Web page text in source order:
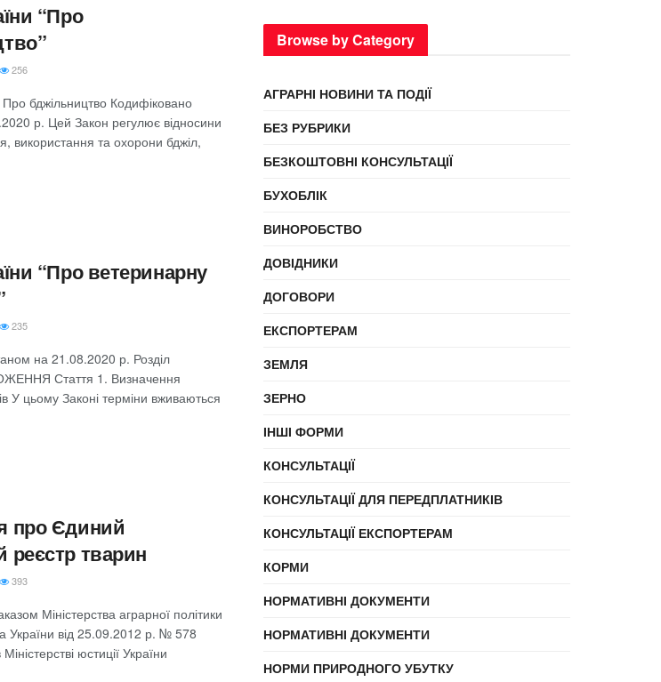
“Про
256
бджільництво Кодифіковано
р. Цей Закон регулює відносини
використання та охорони бджіл,
“Про ветеринарну
235
на 21.08.2020 р. Розділ
Стаття 1. Визначення
У цьому Законі терміни вживаються
про Єдиний
реєстр тварин
393
Міністерства аграрної політики
України від 25.09.2012 р. № 578
юстиції України
Browse by Category
АГРАРНІ НОВИНИ ТА ПОДІЇ
БЕЗ РУБРИКИ
БЕЗКОШТОВНІ КОНСУЛЬТАЦІЇ
БУХОБЛІК
ВИНОРОБСТВО
ДОВІДНИКИ
ДОГОВОРИ
ЕКСПОРТЕРАМ
ЗЕМЛЯ
ЗЕРНО
ІНШІ ФОРМИ
КОНСУЛЬТАЦІЇ
КОНСУЛЬТАЦІЇ ДЛЯ ПЕРЕДПЛАТНИКІВ
КОНСУЛЬТАЦІЇ ЕКСПОРТЕРАМ
КОРМИ
НОРМАТИВНІ ДОКУМЕНТИ
НОРМАТИВНІ ДОКУМЕНТИ
НОРМИ ПРИРОДНОГО УБУТКУ